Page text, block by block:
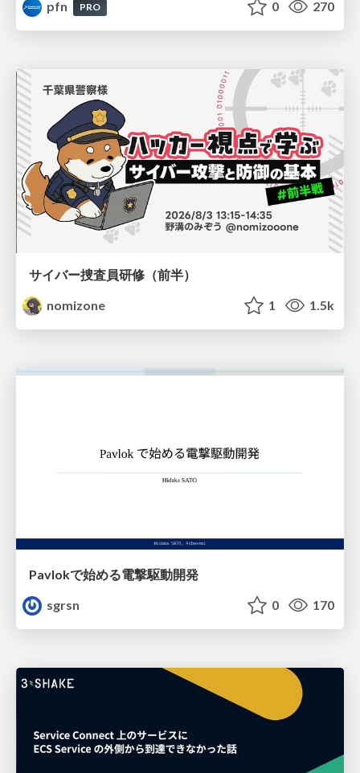
pfn
PRO 0 270
サイバー捜査員研修（前半）
nomizone
1 1.5k
Pavlokで始める電撃駆動開発
sgrsn
0 170